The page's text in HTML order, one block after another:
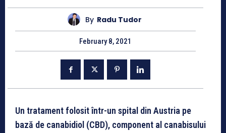
By Radu Tudor
February 8, 2021
Un tratament folosit într-un spital din Austria pe
bază de canabidiol (CBD), component al canabisului